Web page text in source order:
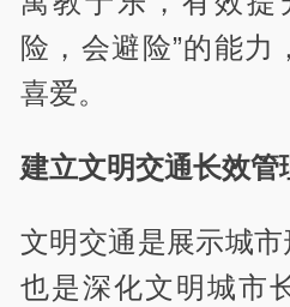
险，会避险”的能力
喜爱。
建立文明交通长效管
文明交通是展示城市
也是深化文明城市